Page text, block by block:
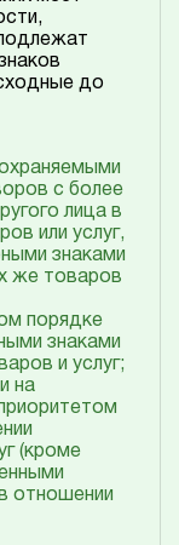
до
с более
лица в
или услуг,
знаками
же товаров
порядке
знаками
и услуг;
на
(кроме
отношении